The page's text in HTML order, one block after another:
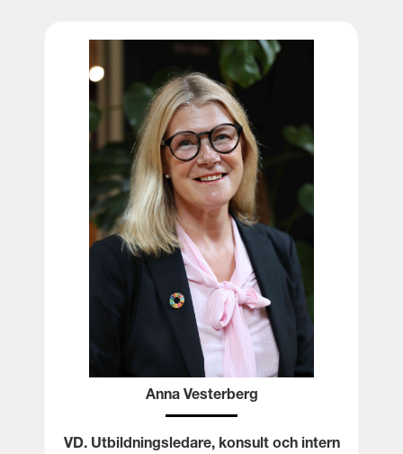
Anna Vesterberg
VD. Utbildningsledare, konsult och intern